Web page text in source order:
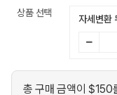
상품 선택
자세변환
총 구매 금액이 $150